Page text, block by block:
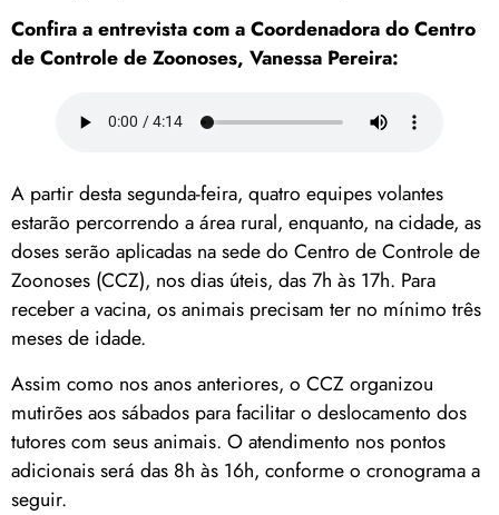
Confira a entrevista com a Coordenadora do Centro
de Controle de Zoonoses, Vanessa Pereira:
A partir desta segunda-feira, quatro equipes volantes
estarão percorrendo a área rural, enquanto, na cidade, as
doses serão aplicadas na sede do Centro de Controle de
Zoonoses (CCZ), nos dias úteis, das 7h às 17h. Para
receber a vacina, os animais precisam ter no mínimo três
meses de idade.
Assim como nos anos anteriores, o CCZ organizou
mutirões aos sábados para facilitar o deslocamento dos
tutores com seus animais. O atendimento nos pontos
adicionais será das 8h às 16h, conforme o cronograma a
seguir.